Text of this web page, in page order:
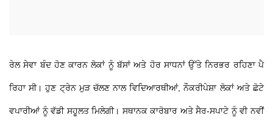
ਰੇਲ ਸੇਵਾ ਬੰਦ ਹੋਣ ਕਾਰਨ ਲੋਕਾਂ ਨੂੰ ਬੱਸਾਂ ਅਤੇ ਹੋਰ ਸਾਧਨਾਂ ਉੱਤੇ ਨਿਰਭਰ ਰਹਿਣਾ ਪੈ
ਰਿਹਾ ਸੀ। ਹੁਣ ਟ੍ਰੇਨ ਮੁੜ ਚੱਲਣ ਨਾਲ ਵਿਦਿਆਰਥੀਆਂ, ਨੌਕਰੀਪੇਸ਼ਾ ਲੋਕਾਂ ਅਤੇ ਛੋਟੇ
ਵਪਾਰੀਆਂ ਨੂੰ ਵੱਡੀ ਸਹੂਲਤ ਮਿਲੇਗੀ। ਸਥਾਨਕ ਕਾਰੋਬਾਰ ਅਤੇ ਸੈਰ-ਸਪਾਟੇ ਨੂੰ ਵੀ ਨਵੀਂ